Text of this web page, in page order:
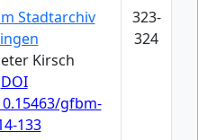
Stadtarchiv
Kirsch
DOI
gfbm-
133
323-
324